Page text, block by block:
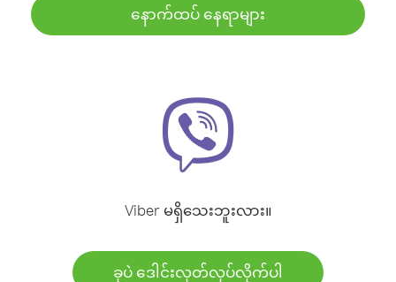
နောက်ထပ် နေရာများ
Viber မရှိသေးဘူးလား။
ခုပဲ ဒေါင်းလုတ်လုပ်လိုက်ပါ